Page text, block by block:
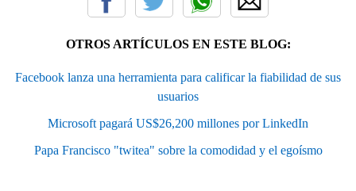
OTROS ARTÍCULOS EN ESTE BLOG:
Facebook lanza una herramienta para calificar la fiabilidad de sus
usuarios
Microsoft pagará US$26,200 millones por LinkedIn
Papa Francisco "twitea" sobre la comodidad y el egoísmo